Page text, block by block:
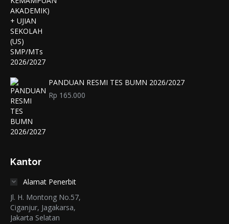
PANDUAN RESMI TES BUMN 2026/2027
Rp 165.000
Kantor
Alamat Penerbit
Jl. H. Montong No.57,
Ciganjur, Jagakarsa,
Jakarta Selatan